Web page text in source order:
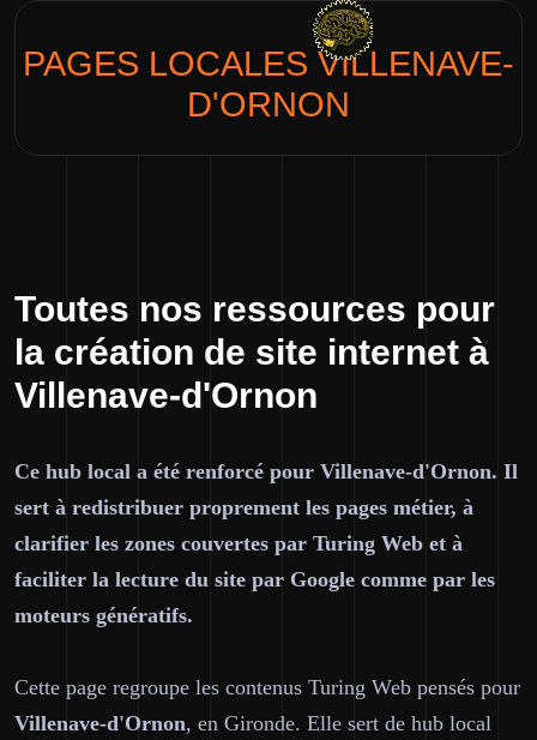
PAGES LOCALES VILLENAVE-
D'ORNON
Toutes nos ressources pour
la création de site internet à
Villenave-d'Ornon
Ce hub local a été renforcé pour Villenave-d'Ornon. Il
sert à redistribuer proprement les pages métier, à
clarifier les zones couvertes par Turing Web et à
faciliter la lecture du site par Google comme par les
moteurs génératifs.
Cette page regroupe les contenus Turing Web pensés pour
Villenave-d'Ornon, en Gironde. Elle sert de hub local